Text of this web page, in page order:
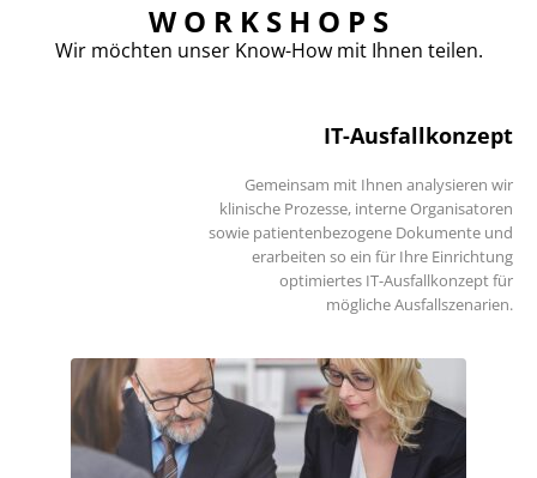
W O R K S H O P S
Wir möchten unser Know-How mit Ihnen teilen.
IT-Ausfallkonzept
Gemeinsam mit Ihnen analysieren wir
klinische Prozesse, interne Organisatoren
sowie patientenbezogene Dokumente und
erarbeiten so ein für Ihre Einrichtung
optimiertes IT-Ausfallkonzept für
mögliche Ausfallszenarien.